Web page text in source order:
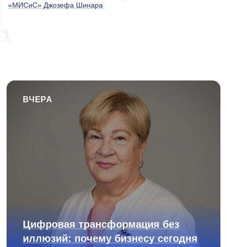
«МИСиС» Джозефа Шинара
ВЧЕРА
Цифровая трансформация без
иллюзий: почему бизнесу сегодня